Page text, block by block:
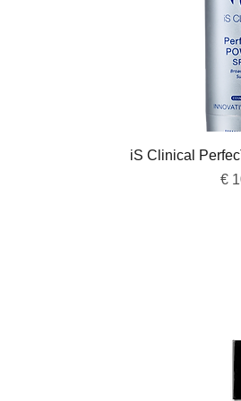
Snel
iS Clinical
€